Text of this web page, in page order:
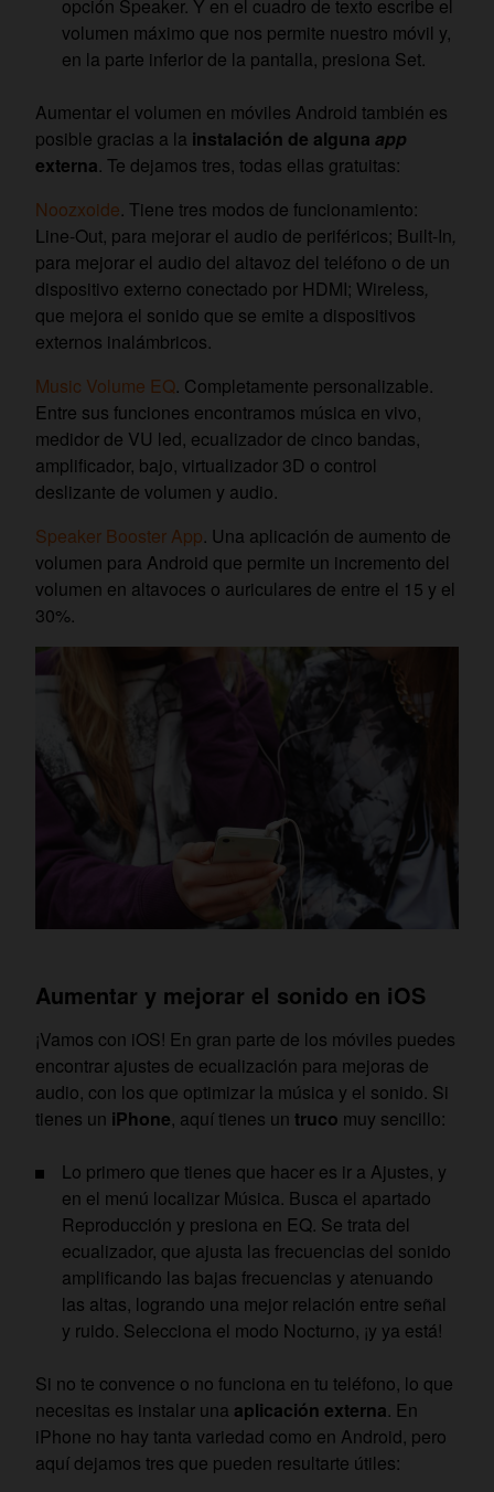
opción Speaker. Y en el cuadro de texto escribe el
volumen máximo que nos permite nuestro móvil y,
en la parte inferior de la pantalla, presiona Set.
Aumentar el volumen en móviles Android también es
posible gracias a la instalación de alguna app
externa. Te dejamos tres, todas ellas gratuitas:
Noozxoide. Tiene tres modos de funcionamiento:
Line-Out, para mejorar el audio de periféricos; Built-In,
para mejorar el audio del altavoz del teléfono o de un
dispositivo externo conectado por HDMI; Wireless,
que mejora el sonido que se emite a dispositivos
externos inalámbricos.
Music Volume EQ. Completamente personalizable.
Entre sus funciones encontramos música en vivo,
medidor de VU led, ecualizador de cinco bandas,
amplificador, bajo, virtualizador 3D o control
deslizante de volumen y audio.
Speaker Booster App. Una aplicación de aumento de
volumen para Android que permite un incremento del
volumen en altavoces o auriculares de entre el 15 y el
30%.
Aumentar y mejorar el sonido en iOS
¡Vamos con iOS! En gran parte de los móviles puedes
encontrar ajustes de ecualización para mejoras de
audio, con los que optimizar la música y el sonido. Si
tienes un iPhone, aquí tienes un truco muy sencillo:
Lo primero que tienes que hacer es ir a Ajustes, y
en el menú localizar Música. Busca el apartado
Reproducción y presiona en EQ. Se trata del
ecualizador, que ajusta las frecuencias del sonido
amplificando las bajas frecuencias y atenuando
las altas, logrando una mejor relación entre señal
y ruido. Selecciona el modo Nocturno, ¡y ya está!
Si no te convence o no funciona en tu teléfono, lo que
necesitas es instalar una aplicación externa. En
iPhone no hay tanta variedad como en Android, pero
aquí dejamos tres que pueden resultarte útiles: